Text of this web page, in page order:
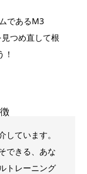
であるM3
つめ直して根
しています。
できる、あな
トレーニング